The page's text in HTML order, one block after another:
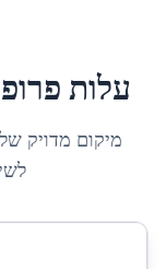
עלות
מיקום מדויק של